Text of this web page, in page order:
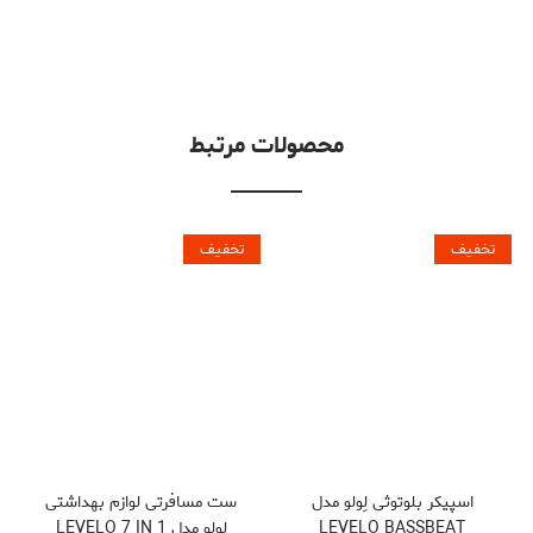
محصولات مرتبط
تخفیف
اسپیکر بلوتوثی لِولو مدل
تخفیف
ست مسافرتی لوازم بهداشتی